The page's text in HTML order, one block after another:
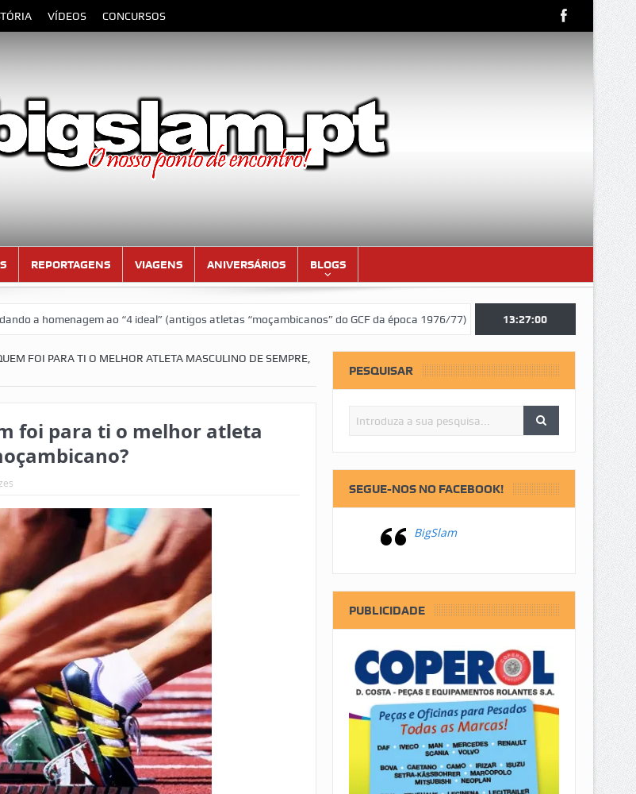
VÍDEOS CONCURSOS
REPORTAGENS VIAGENS ANIVERSÁRIOS BLOGS
ao “4 ideal” (antigos atletas “moçambicanos” do GCF da época 1976/77) Aniversariantes do mês de AGOSTO de
13:27:01
FOI PARA TI O MELHOR ATLETA MASCULINO DE SEMPRE,
foi para ti o melhor atleta
PESQUISAR
SEGUE-NOS NO FACEBOOK!
BigSlam
PUBLICIDADE